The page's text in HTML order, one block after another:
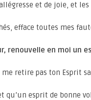
et de joie, et
efface toutes mes
renouvelle en moi un
retire pas ton Esprit
qu’un esprit de bonne